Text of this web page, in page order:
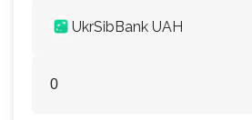
UkrSibBank UAH